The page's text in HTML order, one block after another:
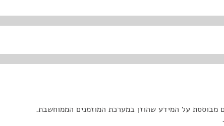
מבוססת על המידע שהוזן במערכת המוזמנים הממוחשבת.